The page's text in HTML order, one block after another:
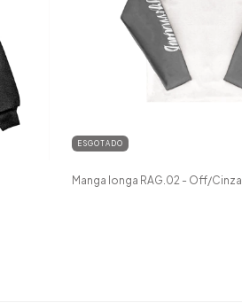
ESGOTADO
Manga longa RAG.02 - Off/Cinza